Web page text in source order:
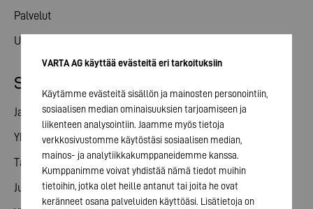
Palvelut
Uutiset
Sijoittajasuhteet
Jaa
Yhtiökokous
Talouskalenteri
Julkaisut
VARTA AG käyttää evästeitä eri tarkoituksiin
Käytämme evästeitä sisällön ja mainosten personointiin,
sosiaalisen median ominaisuuksien tarjoamiseen ja
liikenteen analysointiin. Jaamme myös tietoja
verkkosivustomme käytöstäsi sosiaalisen median,
mainos- ja analytiikkakumppaneidemme kanssa.
Kumppanimme voivat yhdistää nämä tiedot muihin
tietoihin, jotka olet heille antanut tai joita he ovat
keränneet osana palveluiden käyttöäsi. Lisätietoja on